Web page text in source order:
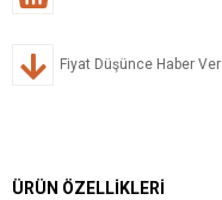
Fiyat Düşünce Haber Ver
ÜRÜN ÖZELLIKLERI